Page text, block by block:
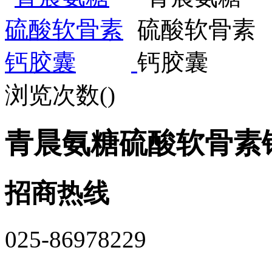
浏览次数()
青晨氨糖硫酸软骨素
招商热线
025-86978229